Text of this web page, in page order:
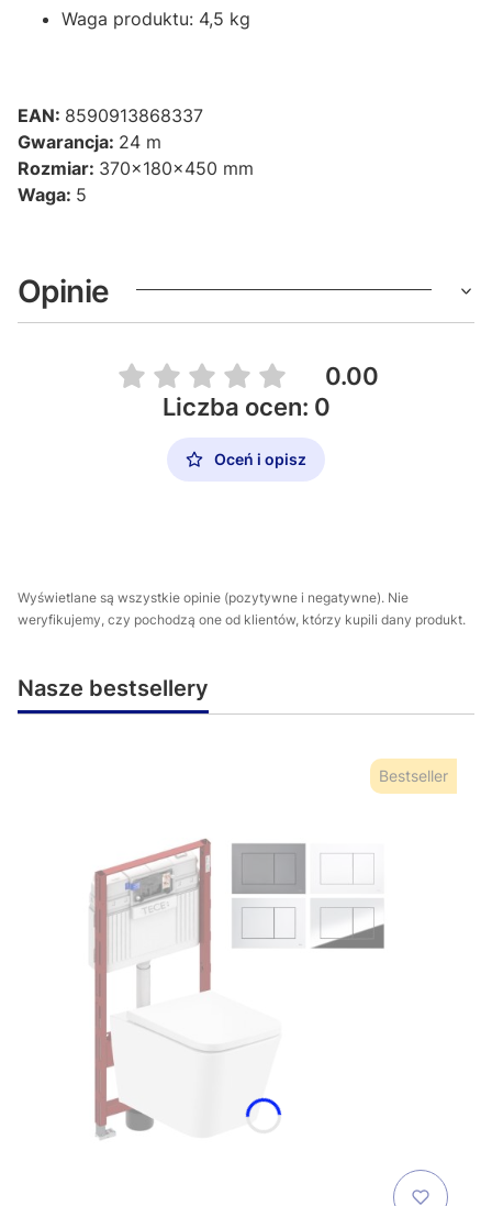
Waga produktu: 4,5 kg
EAN: 8590913868337
Gwarancja: 24 m
Rozmiar: 370x180x450 mm
Waga: 5
Opinie
0.00
Liczba ocen: 0
Oceń i opisz
Wyświetlane są wszystkie opinie (pozytywne i negatywne). Nie
weryfikujemy, czy pochodzą one od klientów, którzy kupili dany produkt.
Nasze bestsellery
Bestseller